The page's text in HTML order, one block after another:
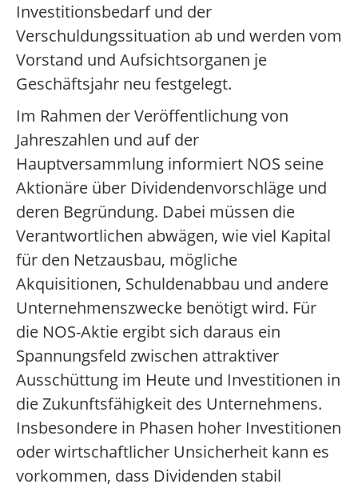
Investitionsbedarf und der
Verschuldungssituation ab und werden vom
Vorstand und Aufsichtsorganen je
Geschäftsjahr neu festgelegt.
Im Rahmen der Veröffentlichung von
Jahreszahlen und auf der
Hauptversammlung informiert NOS seine
Aktionäre über Dividendenvorschläge und
deren Begründung. Dabei müssen die
Verantwortlichen abwägen, wie viel Kapital
für den Netzausbau, mögliche
Akquisitionen, Schuldenabbau und andere
Unternehmenszwecke benötigt wird. Für
die NOS-Aktie ergibt sich daraus ein
Spannungsfeld zwischen attraktiver
Ausschüttung im Heute und Investitionen in
die Zukunftsfähigkeit des Unternehmens.
Insbesondere in Phasen hoher Investitionen
oder wirtschaftlicher Unsicherheit kann es
vorkommen, dass Dividenden stabil